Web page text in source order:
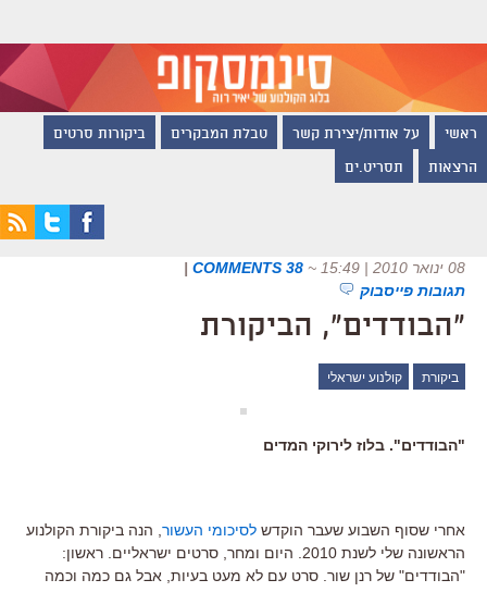
ראשי על אודות/יצירת קשר טבלת המבקרים ביקורות סרטים
הרצאות תסריט.ים
08 ינואר 2010 | 15:49 ~
38 COMMENTS
|
תגובות פייסבוק
"הבודדים", הביקורת
ביקורת קולנוע ישראלי
"הבודדים". בלוז לירוקי המדים
אחרי שסוף השבוע שעבר הוקדש לסיכומי העשור , הנה ביקורת הקולנוע
הראשונה שלי לשנת 2010. היום ומחר, סרטים ישראליים. ראשון:
"הבודדים" של רנן שור. סרט עם לא מעט בעיות, אבל גם כמה וכמה